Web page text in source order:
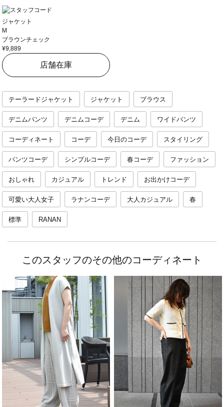
ジャケット
M
ブラウンチェック
¥9,889
店舗在庫
テーラードジャケット ジャケット ブラウス
デニムパンツ デニムコーデ デニム ワイドパンツ
コーディネート コーデ 今日のコーデ スタイリング
パンツコーデ シンプルコーデ 春コーデ ファッション
おしゃれ カジュアル トレンド お出かけコーデ
可愛い大人女子 ラナンコーデ 大人カジュアル 春
標準 RANAN
このスタッフのその他のコーディネート